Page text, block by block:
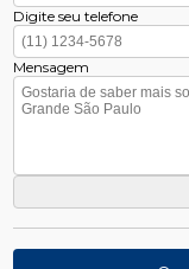
Digite seu telefone
Mensagem